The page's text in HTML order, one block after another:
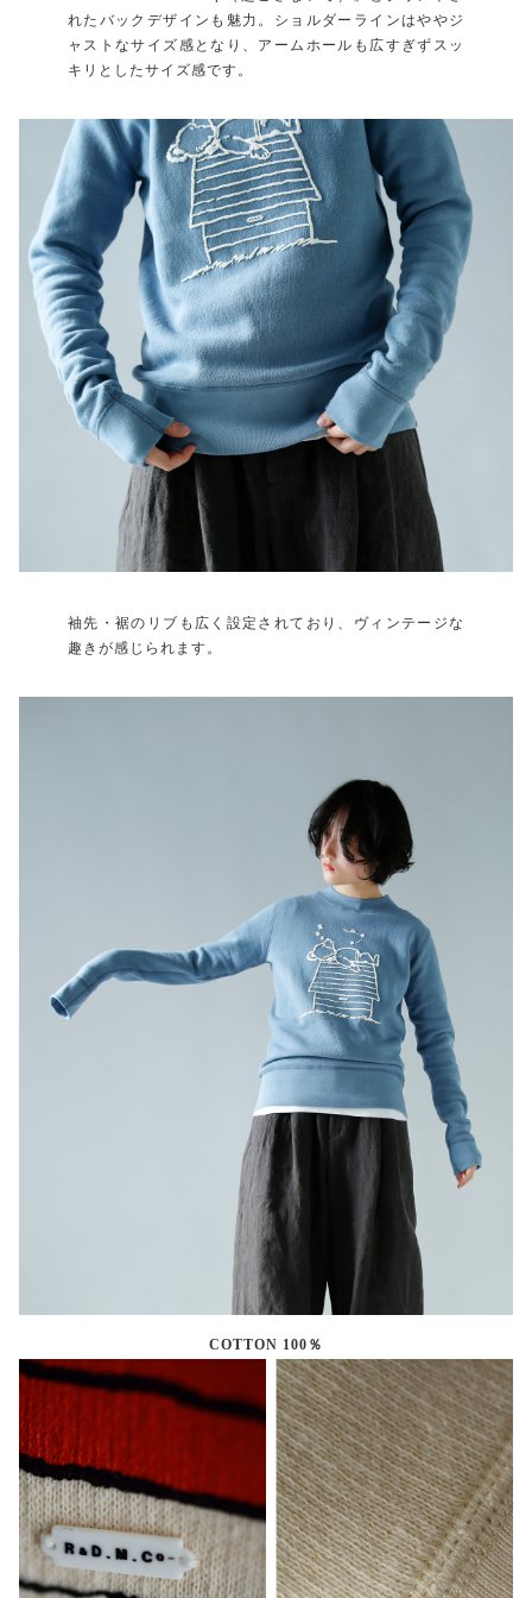
れたバックデザインも魅力。ショルダーラインはややジ
ャストなサイズ感となり、アームホールも広すぎずスッ
キリとしたサイズ感です。
袖先・裾のリブも広く設定されており、ヴィンテージな
趣きが感じられます。
COTTON 100％